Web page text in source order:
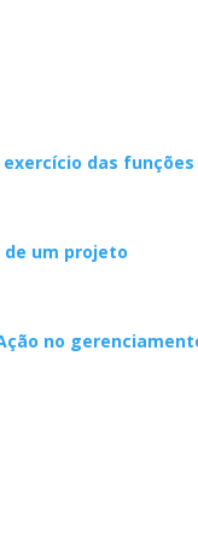
das
um projeto
no